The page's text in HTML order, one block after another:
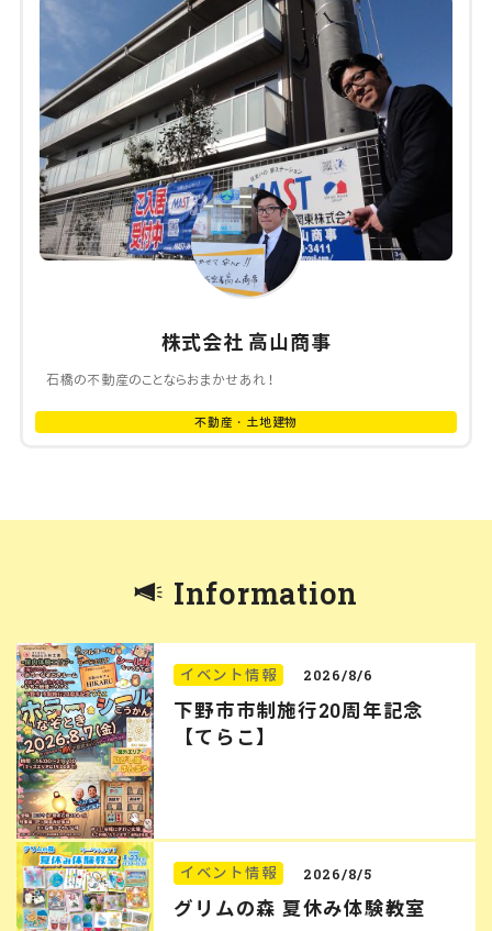
株式会社 高山商事
石橋の不動産のことならおまかせあれ！
不動産・土地建物
Information
イベント情報 2026/8/6
下野市市制施行20周年記念
【てらこ】
イベント情報 2026/8/5
グリムの森 夏休み体験教室